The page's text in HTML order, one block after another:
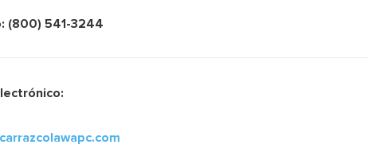
(800) 541-3244